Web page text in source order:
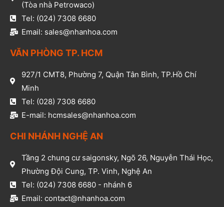
(Tòa nhà Petrowaco)
Tel: (024) 7308 6680
Email: sales@nhanhoa.com
VĂN PHÒNG TP. HCM​
927/1 CMT8, Phường 7, Quận Tân Bình, TP.Hồ Chí
Minh​
Tel: (028) 7308 6680​
E-mail: hcmsales@nhanhoa.com​
CHI NHÁNH NGHỆ AN​
Tầng 2 chung cư saigonsky, Ngõ 26, Nguyễn Thái Học,
Phường Đội Cung, TP. Vinh, Nghệ An​
Tel: (024) 7308 6680 - nhánh 6​
Email: contact@nhanhoa.com​